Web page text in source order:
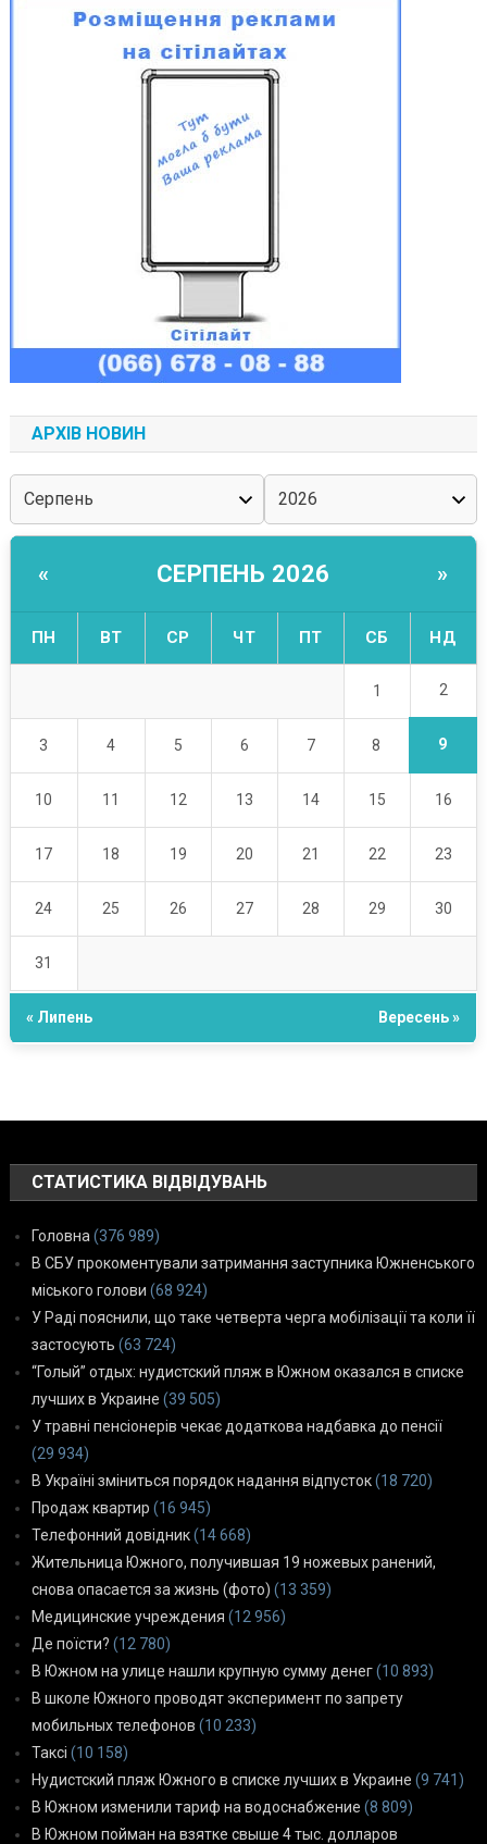
АРХІВ НОВИН
« СЕРПЕНЬ 2026 »
ПН ВТ СР ЧТ ПТ СБ НД
1 2
3 4 5 6 7 8 9
10 11 12 13 14 15 16
17 18 19 20 21 22 23
24 25 26 27 28 29 30
31
« Липень Вересень »
СТАТИСТИКА ВІДВІДУВАНЬ
Головна (376 989)
В СБУ прокоментували затримання заступника Южненського
міського голови (68 924)
У Раді пояснили, що таке четверта черга мобілізації та коли її
застосують (63 724)
“Голый” отдых: нудистский пляж в Южном оказался в списке
лучших в Украине (39 505)
У травні пенсіонерів чекає додаткова надбавка до пенсії
(29 934)
В Україні зміниться порядок надання відпусток(18 720)
Продаж квартир (16 945)
Телефонний довідник(14 668)
Жительница Южного, получившая 19 ножевых ранений,
снова опасается за жизнь (фото) (13 359)
Медицинские учреждения (12 956)
Де поїсти? (12 780)
В Южном на улице нашли крупную сумму денег(10 893)
В школе Южного проводят эксперимент по запрету
мобильных телефонов (10 233)
Таксі (10 158)
Нудистский пляж Южного в списке лучших в Украине (9 741)
В Южном изменили тариф на водоснабжение (8 809)
В Южном пойман на взятке свыше 4 тыс. долларов